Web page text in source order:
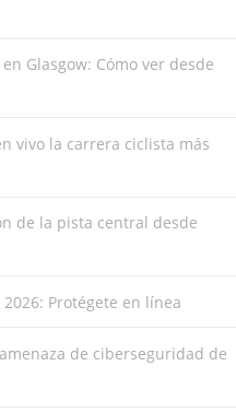
Glasgow: Cómo ver desde
vivo la carrera ciclista más
de la pista central desde
Protégete en línea
de ciberseguridad de